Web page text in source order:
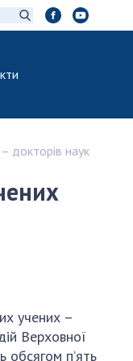
акти
докторів наук
учених –
Верховної
обсягом п’ять